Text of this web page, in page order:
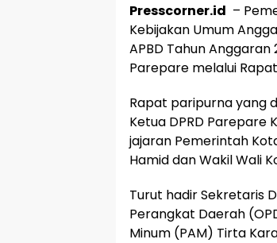
Presscorner.id –
Kebijakan Umum
APBD Tahun
Parepare melalui
Rapat paripurna yang
Ketua DPRD Parepare
jajaran Pemerintah
Hamid dan Wakil Wali
Turut hadir Sekretaris
Perangkat Daerah
Minum (PAM) Tirta